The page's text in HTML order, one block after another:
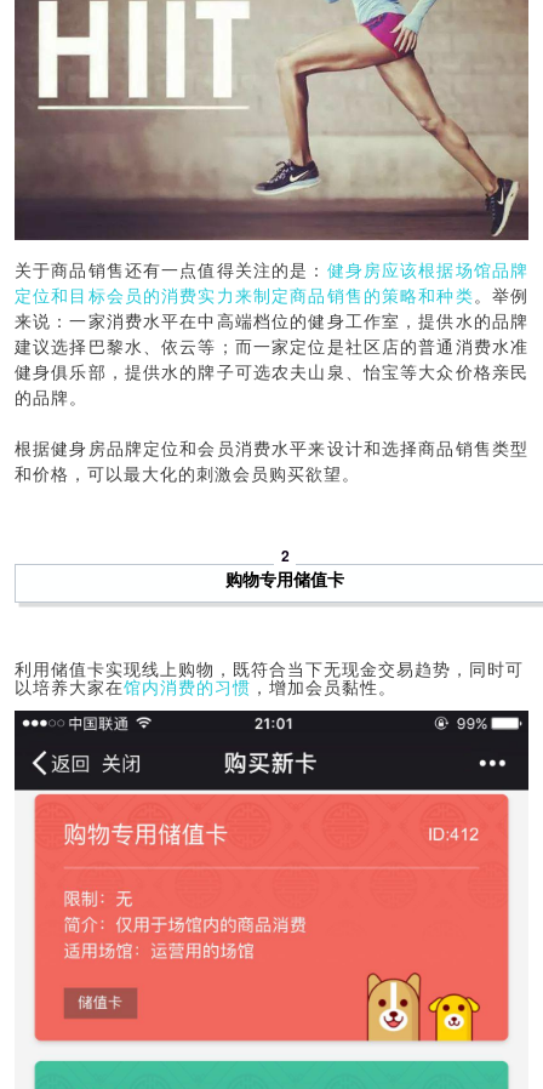
关于商品销售还有一点值得关注的是： 健身房应该根据场馆品牌
定位和目标会员的消费实力来制定商品销售的策略和种类。举例
来说：一家消费水平在中高端档位的健身工作室，提供水的品牌
建议选择巴黎水、依云等；而一家定位是社区店的普通消费水准
健身俱乐部，提供水的牌子可选农夫山泉、怡宝等大众价格亲民
的品牌。
根据健身房品牌定位和会员消费水平来设计和选择商品销售类型
和价格，可以最大化的刺激会员购买欲望。
2
购物专用储值卡
利用储值卡实现线上购物，既符合当下无现金交易趋势，同时可
以培养大家在馆内消费的习惯 ，增加会员黏性。